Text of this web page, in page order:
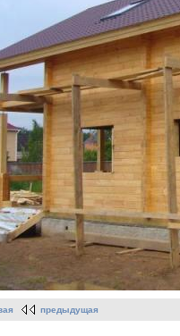
предыдущая